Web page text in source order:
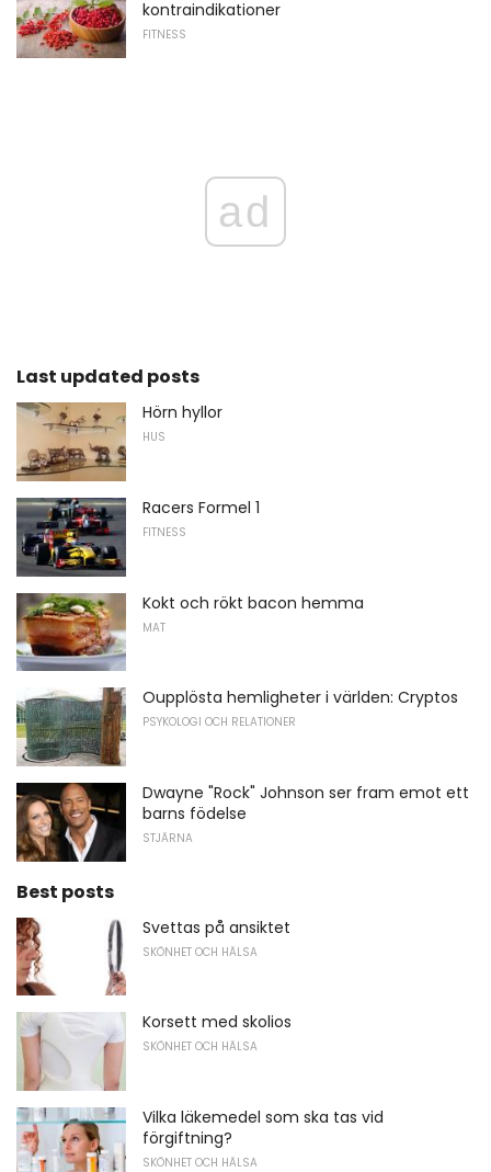
kontraindikationer
FITNESS
ad
Last updated posts
Hörn hyllor
HUS
Racers Formel 1
FITNESS
Kokt och rökt bacon hemma
MAT
Oupplösta hemligheter i världen: Cryptos
PSYKOLOGI OCH RELATIONER
Dwayne "Rock" Johnson ser fram emot ett
barns födelse
STJÄRNA
Best posts
Svettas på ansiktet
SKÖNHET OCH HÄLSA
Korsett med skolios
SKÖNHET OCH HÄLSA
Vilka läkemedel som ska tas vid
förgiftning?
SKÖNHET OCH HÄLSA